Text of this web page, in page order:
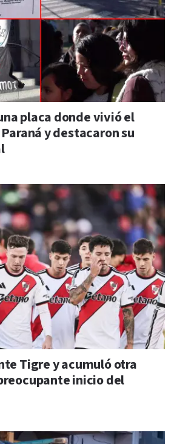
placa donde vivió el
y destacaron su
Tigre y acumuló otra
inicio del